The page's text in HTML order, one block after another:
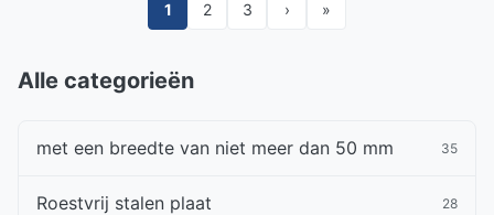
1 2 3 › »
Alle categorieën
met een breedte van niet meer dan 50 mm 35
Roestvrij stalen plaat 28